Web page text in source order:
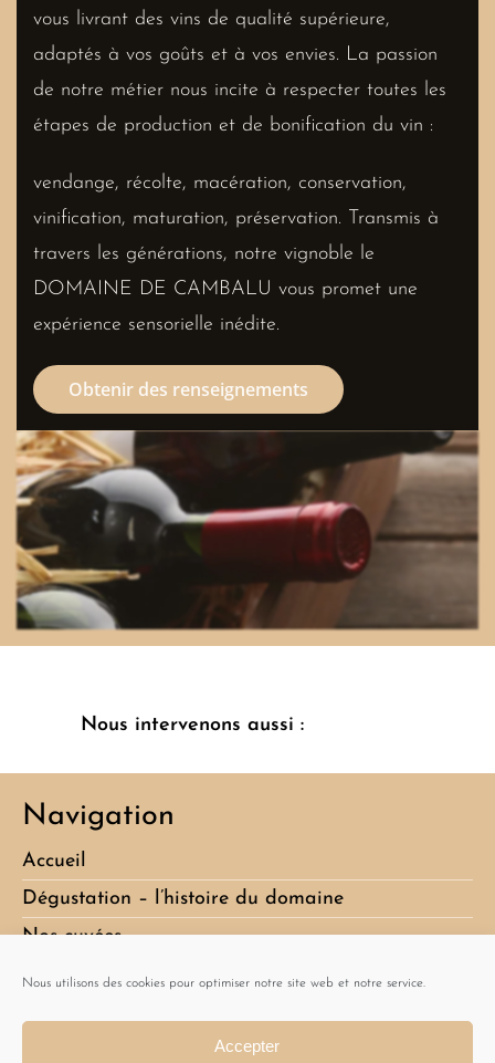
Nous utilisons des cookies pour optimiser notre site web et notre service.
Accepter
vous livrant des vins de qualité supérieure,
adaptés à vos goûts et à vos envies. La passion
de notre métier nous incite à respecter toutes les
étapes de production et de bonification du vin :
vendange, récolte, macération, conservation,
vinification, maturation, préservation. Transmis à
travers les générations, notre vignoble le
DOMAINE DE CAMBALU vous promet une
expérience sensorielle inédite.
Obtenir des renseignements
Nous intervenons aussi :
Navigation
Accueil
Dégustation – l’histoire du domaine
Nos cuvées
Album